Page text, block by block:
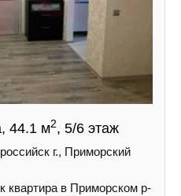
44.1 м2, 5/6 этаж
г., Приморский
квартира в Приморском р-